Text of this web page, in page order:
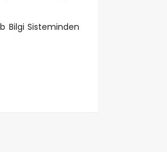
Bilgi Sisteminden